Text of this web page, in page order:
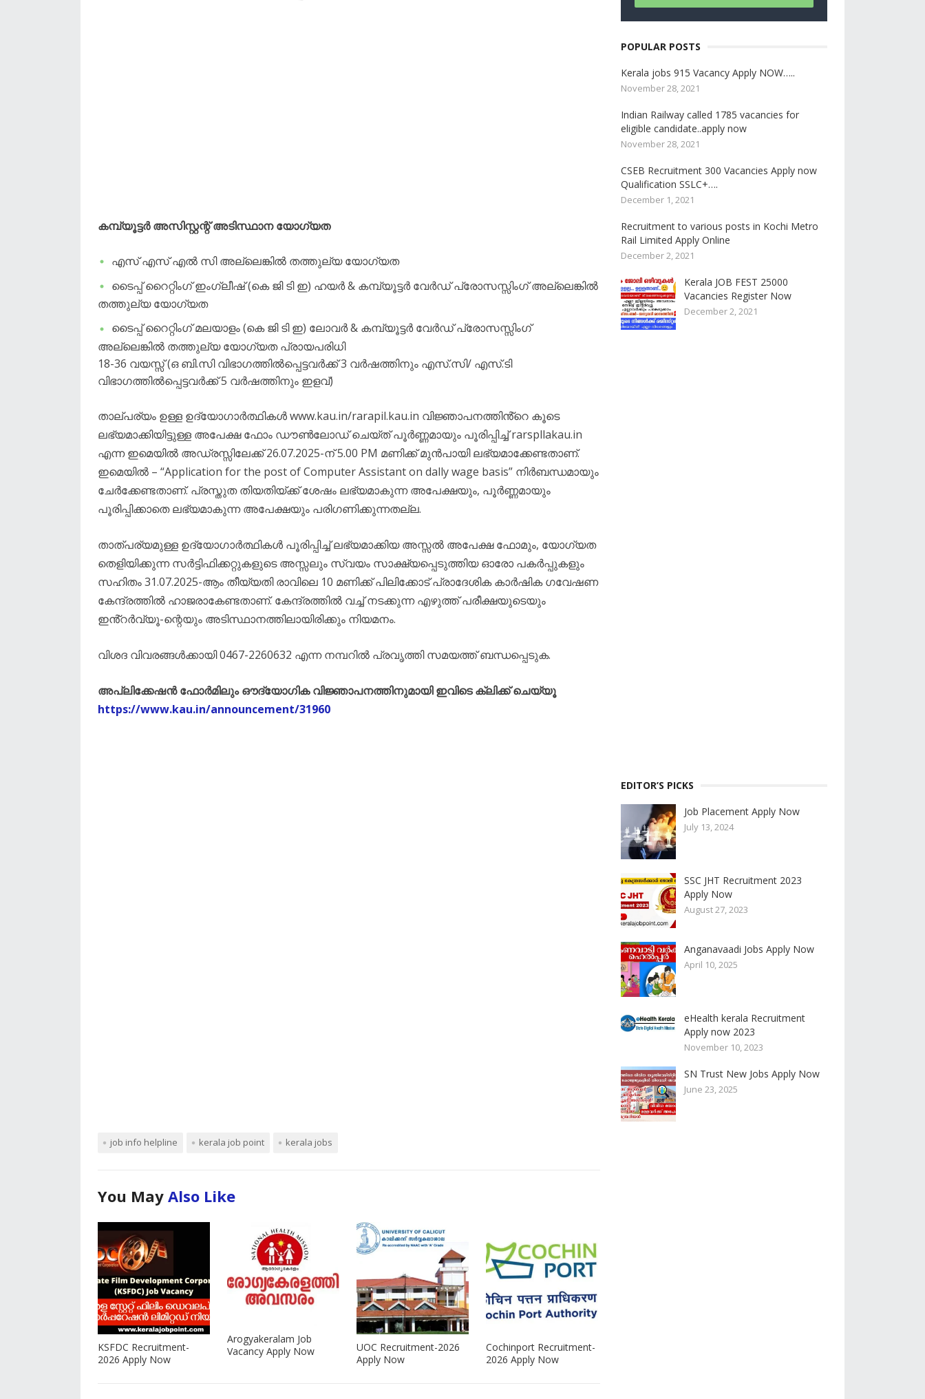
കമ്പ്യൂട്ടർ അസിസ്റ്റന്റ് അടിസ്ഥാന യോഗ്യത
എസ് എസ് എൽ സി അല്ലെങ്കിൽ തത്തുല്യ യോഗ്യത
ടൈപ്പ് റൈറ്റിംഗ് ഇംഗ്ലീഷ് (കെ ജി ടി ഇ) ഹയർ & കമ്പ്യൂട്ടർ വേർഡ് പ്രോസസ്സിംഗ് അല്ലെങ്കിൽ
തത്തുല്യ യോഗ്യത
ടൈപ്പ് റൈറ്റിംഗ് മലയാളം (കെ ജി ടി ഇ) ലോവർ & കമ്പ്യൂട്ടർ വേർഡ് പ്രോസസ്സിംഗ്
അല്ലെങ്കിൽ തത്തുല്യ യോഗ്യത പ്രായപരിധി
18-36 വയസ്സ് (ഒ ബി.സി വിഭാഗത്തിൽപ്പെട്ടവർക്ക് 3 വർഷത്തിനും എസ്.സി/ എസ്.ടി
വിഭാഗത്തിൽപ്പെട്ടവർക്ക് 5 വർഷത്തിനും ഇളവ്)
താല്പര്യം ഉള്ള ഉദ്യോഗാർത്ഥികൾ www.kau.in/rarapil.kau.in വിജ്ഞാപനത്തിൻ്റെ കൂടെ
ലഭ്യമാക്കിയിട്ടുള്ള അപേക്ഷ ഫോം ഡൗൺലോഡ് ചെയ്ത‌്‌ പൂർണ്ണമായും പൂരിപ്പിച്ച് rarspllakau.in
എന്ന ഇമെയിൽ അഡ്രസ്സിലേക്ക് 26.07.2025-ന് 5.00 PM മണിക്ക് മുൻപായി ലഭ്യമാക്കേണ്ടതാണ്.
ഇമെയിൽ – “Application for the post of Computer Assistant on dally wage basis” നിർബന്ധമായും
ചേർക്കേണ്ടതാണ്. പ്രസ്തുത തിയതിയ്ക്ക് ശേഷം ലഭ്യമാകുന്ന അപേക്ഷയും, പൂർണ്ണമായും
പൂരിപ്പിക്കാതെ ലഭ്യമാകുന്ന അപേക്ഷയും പരിഗണിക്കുന്നതല്ല.
താത്പര്യമുള്ള ഉദ്യോഗാർത്ഥികൾ പൂരിപ്പിച്ച് ലഭ്യമാക്കിയ അസ്സൽ അപേക്ഷ ഫോമും, യോഗ്യത
തെളിയിക്കുന്ന സർട്ടിഫിക്കറ്റുകളുടെ അസ്സലും സ്വയം സാക്ഷ്യപ്പെടുത്തിയ ഓരോ പകർപ്പുകളും
സഹിതം 31.07.2025-ആം തീയ്യതി രാവിലെ 10 മണിക്ക് പിലിക്കോട് പ്രാദേശിക കാർഷിക ഗവേഷണ
കേന്ദ്രത്തിൽ ഹാജരാകേണ്ടതാണ്. കേന്ദ്രത്തിൽ വച്ച് നടക്കുന്ന എഴുത്ത് പരീക്ഷയുടെയും
ഇൻ്റർവ്യൂ-ന്റെയും അടിസ്ഥാനത്തിലായിരിക്കും നിയമനം.
വിശദ വിവരങ്ങൾക്കായി 0467-2260632 എന്ന നമ്പറിൽ പ്രവൃത്തി സമയത്ത് ബന്ധപ്പെടുക.
അപ്ലിക്കേഷൻ ഫോർമിലും ഔദ്യോഗിക വിജ്ഞാപനത്തിനുമായി ഇവിടെ ക്ലിക്ക് ചെയ്യൂ
https://www.kau.in/announcement/31960
job info helpline kerala job point kerala jobs
You May Also Like
KSFDC Recruitment-
2026 Apply Now
Arogyakeralam Job
Vacancy Apply Now
UOC Recruitment-2026
Apply Now
Cochinport Recruitment-
2026 Apply Now
POPULAR POSTS
Kerala jobs 915 Vacancy Apply NOW…..
November 28, 2021
Indian Railway called 1785 vacancies for
eligible candidate..apply now
November 28, 2021
CSEB Recruitment 300 Vacancies Apply now
Qualification SSLC+….
December 1, 2021
Recruitment to various posts in Kochi Metro
Rail Limited Apply Online
December 2, 2021
Kerala JOB FEST 25000
Vacancies Register Now
December 2, 2021
EDITOR’S PICKS
Job Placement Apply Now
July 13, 2024
SSC JHT Recruitment 2023
Apply Now
August 27, 2023
Anganavaadi Jobs Apply Now
April 10, 2025
eHealth kerala Recruitment
Apply now 2023
November 10, 2023
SN Trust New Jobs Apply Now
June 23, 2025